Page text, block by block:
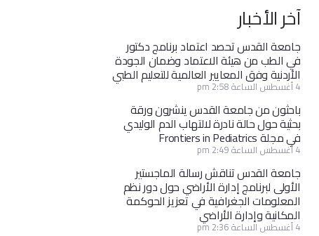
آخر الأخبار
جامعة القدس تحصد اعتماد برنامج دكتور
في الطب من هيئة الاعتماد وضمان الجودة
الأردنية وفق المعايير العالمية للتعليم الطبي
4 أغسطس الساعة 2:58 pm
باحثون من جامعة القدس ينشرون ورقة
بحثية حول حالة نادرة لالتهاب الدم الوليدي
في مجلة Frontiers in Pediatrics
4 أغسطس الساعة 2:49 pm
جامعة القدس تناقش رسالة الماجستير
الأولى لبرنامج إدارة الأراضي حول دور نظم
المعلومات الجغرافية في تعزيز الحوكمة
المكانية وإدارة الأراضي
4 أغسطس الساعة 2:36 pm